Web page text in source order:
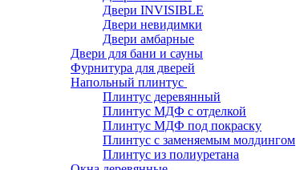
Двери INVISIBLE
Двери невидимки
Двери амбарные
Двери для бани и сауны
Фурнитура для дверей
Напольный плинтус
Плинтус деревянный
Плинтус МДФ с отделкой
Плинтус МДФ под покраску
Плинтус с заменяемым молдингом
Плинтус из полиуретана